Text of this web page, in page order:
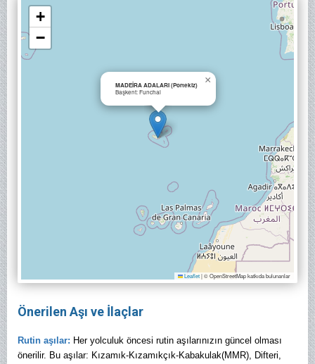
MADEİRA ADALARI (Portekiz)
Başkent: Funchal
×
+
−
Leaflet|© OpenStreetMap katkıda bulunanlar
Önerilen Aşı ve İlaçlar
Rutin aşılar: Her yolculuk öncesi rutin aşılarınızın güncel olması
önerilir. Bu aşılar: Kızamık-Kızamıkçık-Kabakulak(MMR), Difteri,